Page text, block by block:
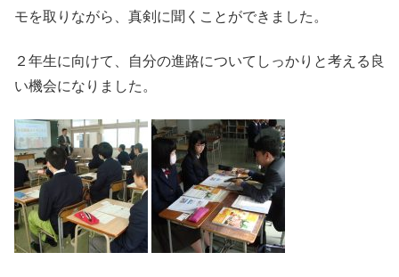
モを取りながら、真剣に聞くことができました。
２年生に向けて、自分の進路についてしっかりと考える良
い機会になりました。